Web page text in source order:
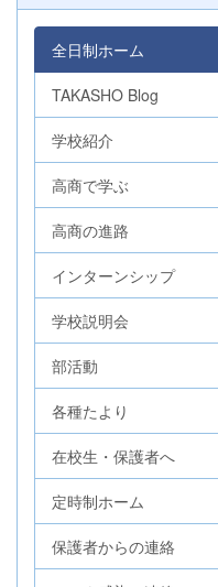
全日制ホーム
TAKASHO Blog
学校紹介
高商で学ぶ
高商の進路
インターンシップ
学校説明会
部活動
各種たより
在校生・保護者へ
定時制ホーム
保護者からの連絡